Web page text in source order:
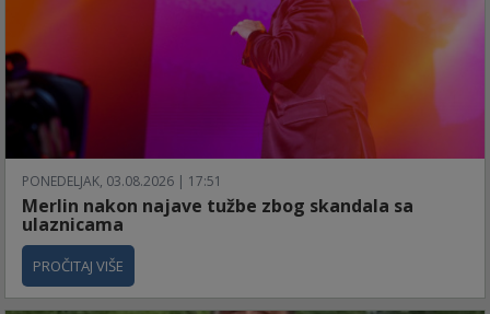
PONEDELJAK, 03.08.2026 | 17:51
Merlin nakon najave tužbe zbog skandala sa
ulaznicama
PROČITAJ VIŠE